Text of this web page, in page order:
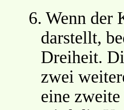
6. Wenn der
darstellt,
Dreiheit.
zwei
eine